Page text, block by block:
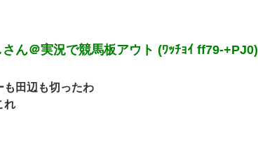
ん＠実況で競馬板アウト (ﾜｯﾁｮｲ ff79-+PJ0)
も田辺も切ったわ
れ